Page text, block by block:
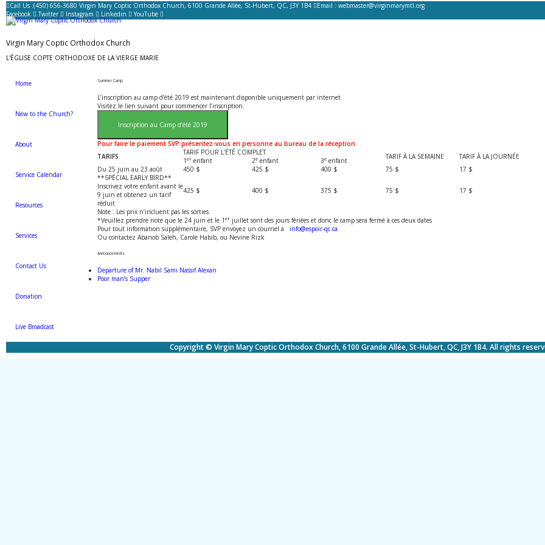
Call Us :(450) 656-3680 Virgin Mary Coptic Orthodox Church, 6100 Grande Allée, St-Hubert, QC, J3Y 1B4 Email : webmaster@virginmarymtl.org
Facebook
Twitter Instagram Linkedin YouTube
Virgin Mary Coptic Orthodox Church
L'ÉGLISE COPTE ORTHODOXE DE LA VIERGE MARIE
Home
New to the Church?
About
Service Calendar
Resources
Services
Contact Us
Donation
Live Broadcast
Summer Camp
L’inscription au camp d’été 2019 est maintenant disponible uniquement par internet.
Visitez le lien suivant pour commencer l’inscription.
Inscription au Camp d’été 2019
Pour faire le paiement SVP présentez-vous en personne au bureau de la réception
TARIFS
TARIF POUR L’ÉTÉ COMPLET TARIF À LA SEMAINE TARIF À LA JOURNÉE
1 er enfant 2e enfant 3e enfant
Du 25 juin au 23 août
450 $ 425 $ 400 $ 75 $
17 $
**SPÉCIAL EARLY BIRD**
Inscrivez votre enfant avant le
9 juin et obtenez un tarif
réduit
425 $ 400 $ 375 $ 75 $ 17 $
Note : Les prix n’incluent pas les sorties.
*Veuillez prendre note que le 24 juin et le 1 er juillet sont des jours fériées et donc le camp sera fermé à ces deux dates
Pour tout information supplémentaire, SVP envoyez un courriel a info@espoir-qc.ca
Ou contactez Abanob Saleh, Carole Habib, ou Nevine Rizk
Announcements
Departure of Mr. Nabil Sami Nassif Alexan
Poor man’s Supper
Copyright © Virgin Mary Coptic Orthodox Church, 6100 Grande Allée, St-Hubert, QC, J3Y 1B4. All rights